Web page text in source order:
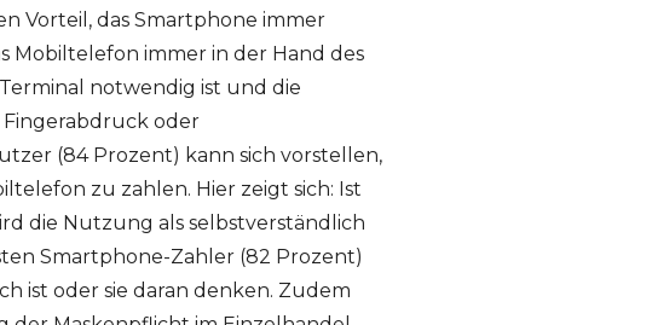
Vorteil, das Smartphone immer
Mobiltelefon immer in der Hand des
notwendig ist und die
oder
(84 Prozent) kann sich vorstellen,
zu zahlen. Hier zeigt sich: Ist
die Nutzung als selbstverständlich
Smartphone-Zahler (82 Prozent)
ist oder sie daran denken. Zudem